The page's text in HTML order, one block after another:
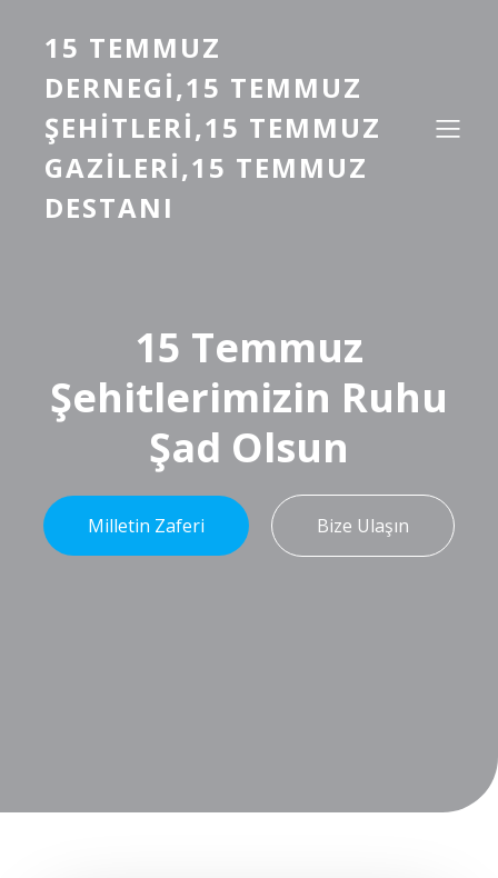
15 TEMMUZ
DERNEGI,15 TEMMUZ
ŞEHITLERI,15 TEMMUZ
GAZILERI,15 TEMMUZ
DESTANI
15 Temmuz
Şehitlerimizin Ruhu
Şad Olsun
Milletin Zaferi Bize Ulaşın